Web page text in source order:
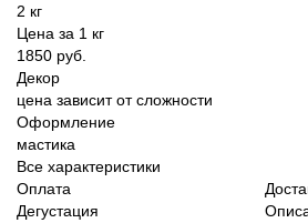
2 кг
Цена за 1 кг
1850 руб.
Декор
цена зависит от сложности
Оформление
мастика
Все характеристики
Оплата
Дегустация